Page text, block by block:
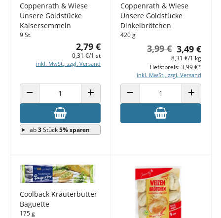
Coppenrath & Wiese
Unsere Goldstücke
Kaisersemmeln
9 St.
2,79 €
0,31 €/1 st
inkl. MwSt., zzgl. Versand
ANZAHL VERRINGERN ANZAHL ERHÖHEN
ab3Stück5% sparen
Coppenrath & Wiese
Unsere Goldstücke
Dinkelbrötchen
420 g
3,49 €
3,99 €
8,31 €/1 kg
inkl. MwSt., zzgl. Versand
Tiefstpreis: 3,99 €*
ANZAHL VERRINGERN ANZAHL
Coolback Kräuterbutter
Baguette
175 g